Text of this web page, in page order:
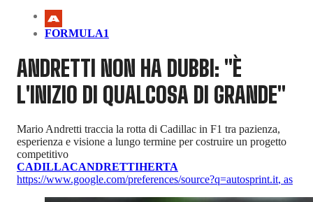
FORMULA1
ANDRETTI NON HA DUBBI: "È
L'INIZIO DI QUALCOSA DI GRANDE"
Mario Andretti traccia la rotta di Cadillac in F1 tra pazienza,
esperienza e visione a lungo termine per costruire un progetto
competitivo
CADILLACANDRETTIHERTA
https://www.google.com/preferences/source?q=autosprint.it, as